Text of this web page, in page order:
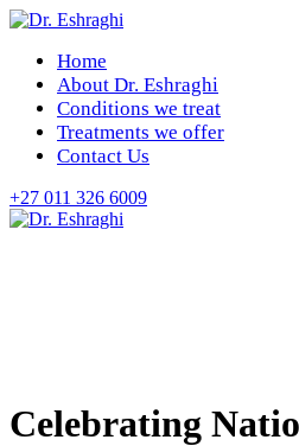
Home
About Dr. Eshraghi
Conditions we treat
Treatments we offer
Contact Us
+27 011 326 6009
Celebrating